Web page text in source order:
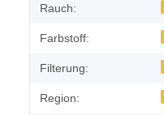
Rauch:
Farbstoff:
Filterung:
Region: